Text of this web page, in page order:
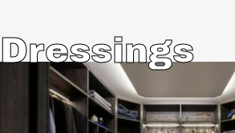
Dressings